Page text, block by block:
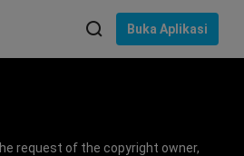
Buka Aplikasi
request of the copyright owner,